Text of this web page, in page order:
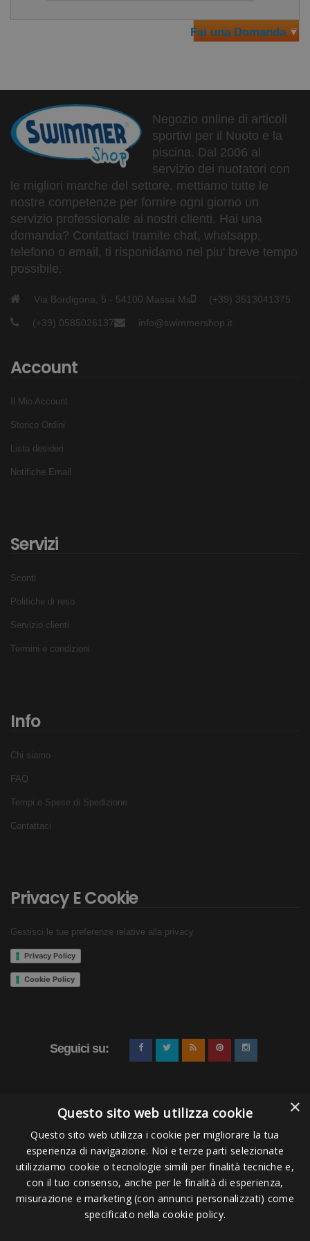
Fai una Domanda
Negozio online di articoli
sportivi per il Nuoto e la
piscina. Dal 2006 al
servizio dei nuotatori con
le migliori marche del settore, mettiamo tutte le
nostre competenze per fornire ogni giorno un
servizio professionale ai nostri clienti. Hai una
domanda? Contattaci tramite chat, whatsapp,
telefono o email, ti risponidamo nel piu' breve tempo
possibile.
Via Bordigona, 5 - 54100 Massa Ms (+39) 3513041375
(+39) 0585026137 info@swimmershop.it
Account
Il Mio Account
Storico Ordini
Lista desideri
Notifiche Email
Servizi
Sconti
Politiche di reso
Servizio clienti
Termini e condizioni
Info
Chi siamo
FAQ
Tempi e Spese di Spedizione
Contattaci
Privacy E Cookie
Gestisci le tue preferenze relative alla privacy
Privacy Policy
Cookie Policy
Seguici su:
Pagamenti Accettati
×
Questo sito web utilizza cookie
Questo sito web utilizza i cookie per migliorare la tua
esperienza di navigazione. Noi e terze parti selezionate
utilizziamo cookie o tecnologie simili per finalità tecniche e,
con il tuo consenso, anche per le finalità di esperienza,
misurazione e marketing (con annunci personalizzati) come
specificato nella cookie policy.